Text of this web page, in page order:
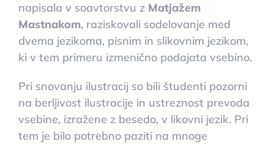
napisala v soavtorstvu z Matjažem
Mastnakom, raziskovali sodelovanje med
dvema jezikoma, pisnim in slikovnim jezikom,
ki v tem primeru izmenično podajata vsebino.
Pri snovanju ilustracij so bili študenti pozorni
na berljivost ilustracije in ustreznost prevoda
vsebine, izražene z besedo, v likovni jezik. Pri
tem je bilo potrebno paziti na mnoge